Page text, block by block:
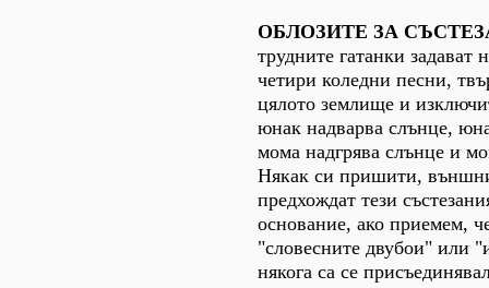
ОБЛОЗИТЕ ЗА
трудните гатанки задават
четири коледни песни,
цялото землище и
юнак надварва слънце,
мома надгрява слънце и
Някак си пришити,
предхождат тези
основание, ако приемем,
"словесните двубои" или
някога са се